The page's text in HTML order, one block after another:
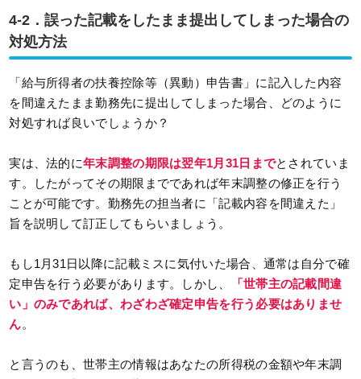
4-2．誤った記載をしたまま提出してしまった場合の
対処方法
「給与所得者の扶養控除等（異動）申告書」に記入した内容
を間違えたまま勤務先に提出してしまった場合、どのように
対処すれば良いでしょうか？
実は、法的に年末調整の期限は翌年1月31日までとされていま
す。したがってその期限までであれば年末調整の修正を行う
ことが可能です。勤務先の担当者に「記載内容を間違えた」
旨を説明して訂正してもらいましょう。
もし1月31日以降に記載ミスに気付いた場合、通常は自分で確
定申告を行う必要があります。しかし、
「世帯主の記載間違
い」のみであれば、わざわざ確定申告を行う必要はありませ
ん。
と言うのも、世帯主の情報はあなたの所得税の金額や年末調